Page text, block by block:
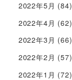
2022年5月 (84)
2022年4月 (62)
2022年3月 (66)
2022年2月 (57)
2022年1月 (72)